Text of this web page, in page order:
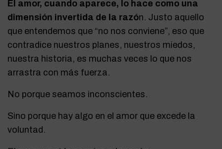
El amor, cuando aparece, lo hace como una
dimensión invertida de la razón. Justo aquello
que entendemos que “no nos conviene”, eso que
contradice nuestros planes, nuestros miedos,
nuestra historia, es muchas veces lo que nos
arrastra con más fuerza.
No porque seamos inconscientes.
Sino porque hay algo en el amor que excede la
voluntad.